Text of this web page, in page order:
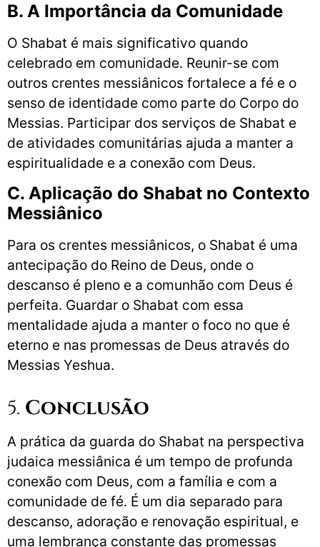
B. A Importância da Comunidade
O Shabat é mais significativo quando
celebrado em comunidade. Reunir-se com
outros crentes messiânicos fortalece a fé e o
senso de identidade como parte do Corpo do
Messias. Participar dos serviços de Shabat e
de atividades comunitárias ajuda a manter a
espiritualidade e a conexão com Deus.
C. Aplicação do Shabat no Contexto
Messiânico
Para os crentes messiânicos, o Shabat é uma
antecipação do Reino de Deus, onde o
descanso é pleno e a comunhão com Deus é
perfeita. Guardar o Shabat com essa
mentalidade ajuda a manter o foco no que é
eterno e nas promessas de Deus através do
Messias Yeshua.
5. Conclusão
A prática da guarda do Shabat na perspectiva
judaica messiânica é um tempo de profunda
conexão com Deus, com a família e com a
comunidade de fé. É um dia separado para
descanso, adoração e renovação espiritual, e
uma lembrança constante das promessas